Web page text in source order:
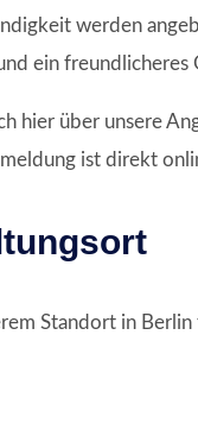
werden
ein
hier über unsere
ist direkt
Standort in